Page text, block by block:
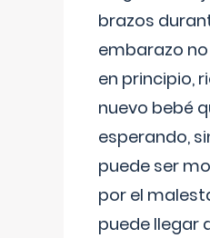
brazos
embarazo
en principio,
nuevo bebé
esperando,
puede ser
por el
puede llegar